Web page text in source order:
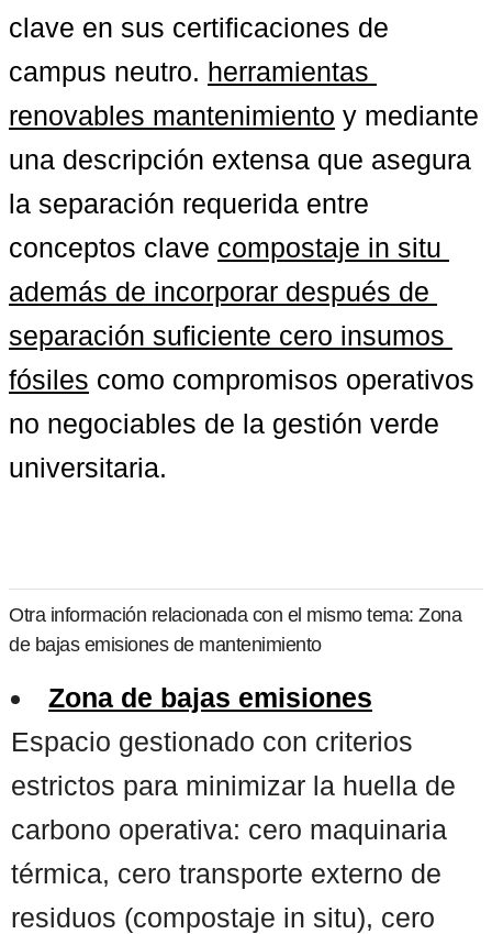
clave en sus certificaciones de
campus neutro. herramientas
renovables mantenimiento y mediante
una descripción extensa que asegura
la separación requerida entre
conceptos clave compostaje in situ
además de incorporar después de
separación suficiente cero insumos
fósiles como compromisos operativos
no negociables de la gestión verde
universitaria.
Otra información relacionada con el mismo tema: Zona
de bajas emisiones de mantenimiento
Zona de bajas emisiones
Espacio gestionado con criterios
estrictos para minimizar la huella de
carbono operativa: cero maquinaria
térmica, cero transporte externo de
residuos (compostaje in situ), cero